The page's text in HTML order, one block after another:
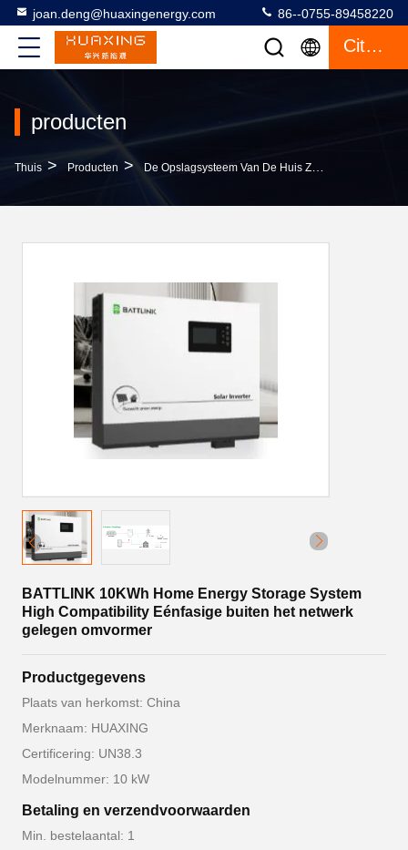
joan.deng@huaxingenergy.com 86--0755-89458220
Citaat
producten
Thuis > Producten > De Opslagsysteem Van De Huis Zonne-Energie
BATTLINK 10KWh Home Energy Storage System
High Compatibility Eénfasige buiten het netwerk
gelegen omvormer
Productgegevens
Plaats van herkomst: China
Merknaam: HUAXING
Certificering: UN38.3
Modelnummer: 10 kW
Betaling en verzendvoorwaarden
Min. bestelaantal: 1